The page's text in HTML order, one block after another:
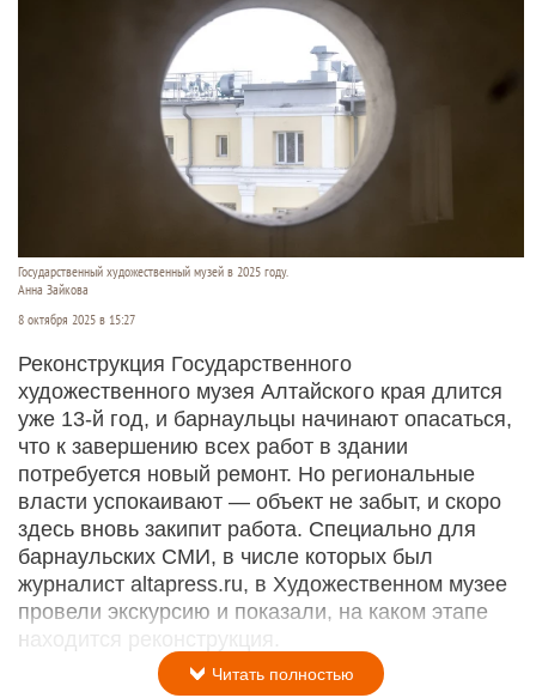
Государственный художественный музей в 2025 году.
Анна Зайкова
8 октября 2025 в 15:27
Реконструкция Государственного
художественного музея Алтайского края длится
уже 13-й год, и барнаульцы начинают опасаться,
что к завершению всех работ в здании
потребуется новый ремонт. Но региональные
власти успокаивают — объект не забыт, и скоро
здесь вновь закипит работа. Специально для
барнаульских СМИ, в числе которых был
журналист altapress.ru, в Художественном музее
провели экскурсию и показали, на каком этапе
находится реконструкция.
Читать полностью